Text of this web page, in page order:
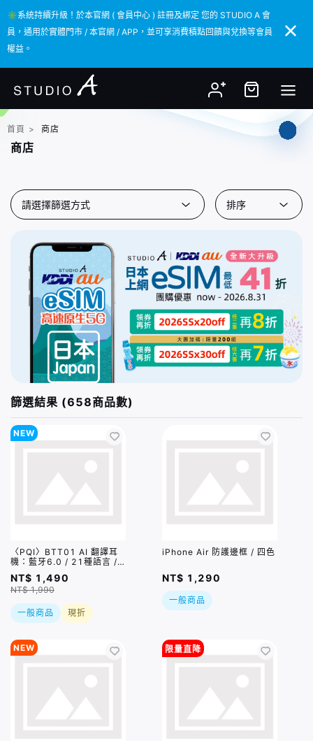
✳️系統持續升級！於本官網 ( 會員中心 ) 註冊及綁定 您的 STUDIO A 會
員，通用於實體門市 / 本官網 / APP，並可享消費積點回饋與兌換等會員
權益。
✳️系統持續升級！於本官網 ( 會員中心 ) 註冊及綁定 您的 STUDIO A 會
員，通用於實體門市 / 本官網 / APP，並可享消費積點回饋與兌換等會員
權益。
首頁 > 商店
商店
請選擇篩選方式 排序
篩選結果 (658商品數)
NEW
〈PQI〉BTT01 AI 翻譯耳
機：藍牙6.0 / 21種語言 /
6種翻譯模式
NT$ 1,490
NT$ 1,990
一般商品 現折
iPhone Air 防護邊框 / 四色
NT$ 1,290
一般商品
NEW 限量直降